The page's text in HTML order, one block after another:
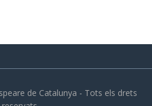
de Catalunya - Tots els drets